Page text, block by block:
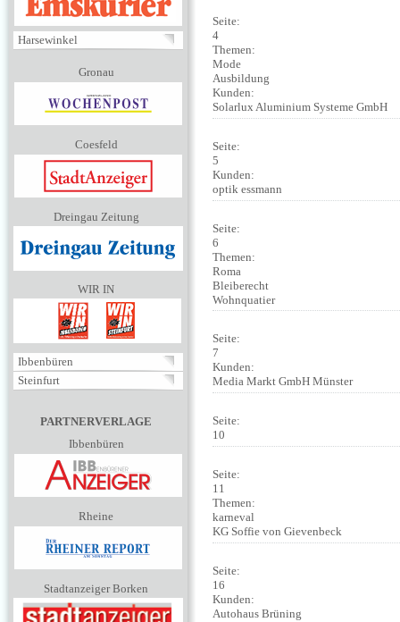
Harsewinkel
Gronau
Coesfeld
Dreingau Zeitung
WIR IN
Ibbenbüren
Steinfurt
PARTNERVERLAGE
Ibbenbüren
Rheine
Stadtanzeiger Borken
Seite:
4
Themen:
Mode
Ausbildung
Kunden:
Solarlux Aluminium Systeme GmbH
Seite:
5
Kunden:
optik essmann
Seite:
6
Themen:
Roma
Bleiberecht
Wohnquatier
Seite:
7
Kunden:
Media Markt GmbH Münster
Seite:
10
Seite:
11
Themen:
karneval
KG Soffie von Gievenbeck
Seite:
16
Kunden:
Autohaus Brüning